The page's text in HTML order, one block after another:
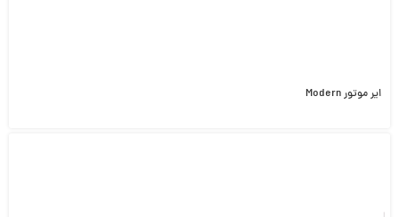
ایر موتور Modern